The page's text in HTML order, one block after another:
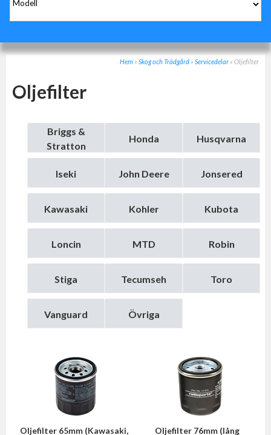
Hem » Skog och Trädgård » Servicedelar » Oljefilter
Oljefilter
Briggs &
Stratton
Honda Husqvarna
Iseki John Deere Jonsered
Kawasaki Kohler Kubota
Loncin MTD Robin
Stiga Tecumseh Toro
Vanguard Övriga
Oljefilter 65mm (Kawasaki,
Oljefilter 76mm (lång